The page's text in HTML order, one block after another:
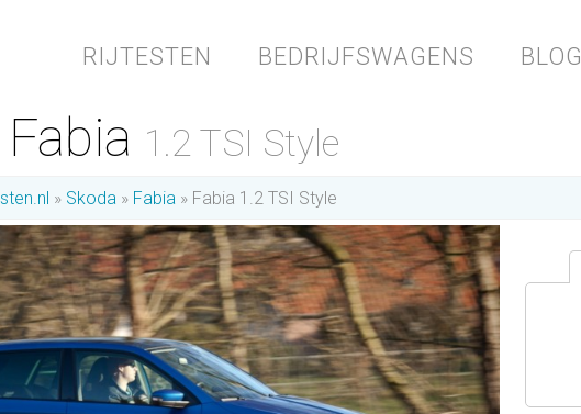
RIJTESTEN BEDRIJFSWAGENS BLOG
1.2 TSI Style
Skoda Fabia Fabia 1.2 TSI Style